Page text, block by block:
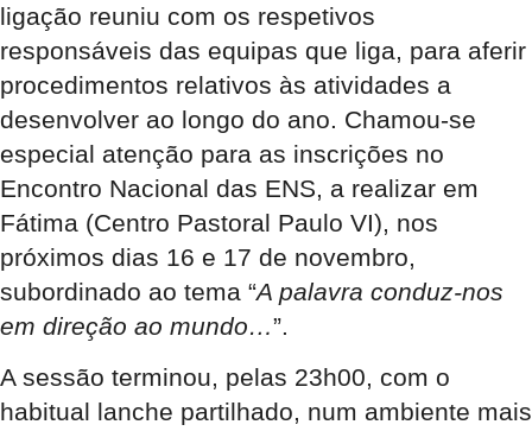
ligação reuniu com os respetivos
responsáveis das equipas que liga, para aferir
procedimentos relativos às atividades a
desenvolver ao longo do ano. Chamou-se
especial atenção para as inscrições no
Encontro Nacional das ENS, a realizar em
Fátima (Centro Pastoral Paulo VI), nos
próximos dias 16 e 17 de novembro,
subordinado ao tema “A palavra conduz-nos
em direção ao mundo…”.
A sessão terminou, pelas 23h00, com o
habitual lanche partilhado, num ambiente mais